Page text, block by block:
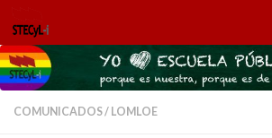
Saltar al contenido
COMUNICADOS/ LOMLOE